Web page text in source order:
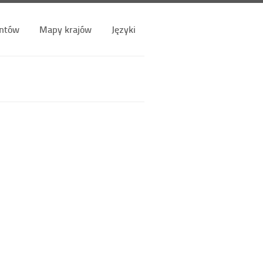
Mapy krajów Języki